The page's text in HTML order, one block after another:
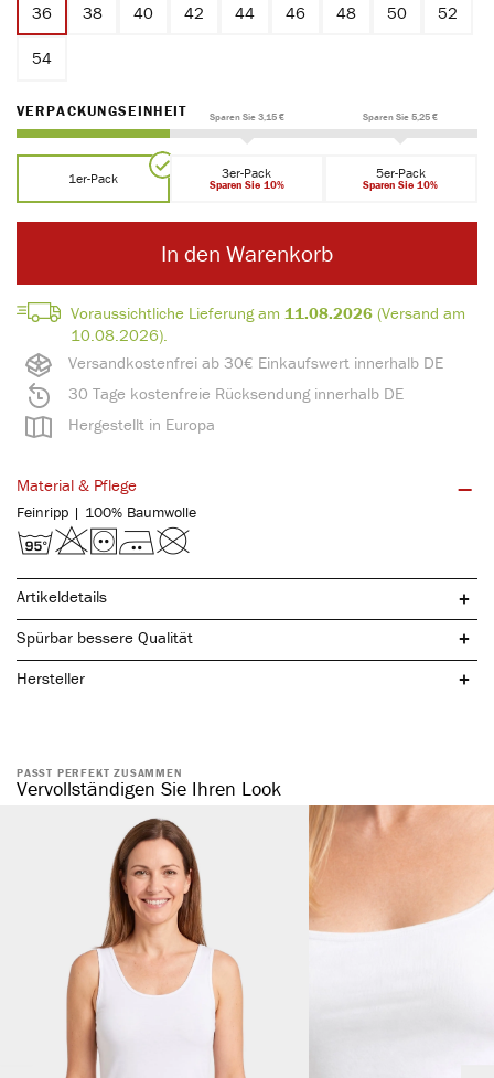
Versandkostenfrei ab 30€ Einkaufswert innerhalb DE
30 Tage kostenfreie Rücksendung innerhalb DE
Hergestellt in Europa
Voraussichtliche Lieferung am 11.08.2026(Versand am
10.08.2026).
36 38 40 42 44 46 48 50 52
54
VERPACKUNGSEINHEITAUSWÄHLEN
Sparen Sie 3,15 € Sparen Sie 5,25 €
1er-Pack 3er-Pack
Sparen Sie 10%
5er-Pack
Sparen Sie 10%
In den Warenkorb
Material & Pflege
Feinripp | 100% Baumwolle
Artikeldetails
spürbar hochwertig
elastisch & formstabil
kochfest & pflegeleicht
atmungsaktiv & temperaturausgleichend
anliegende Passform
hoher Beinausschnitt
ohne störende Seitennaht
hochwertige Borte
Spürbar bessere Qualität
Hersteller
PASST PERFEKT ZUSAMMEN
Vervollständigen Sie Ihren Look